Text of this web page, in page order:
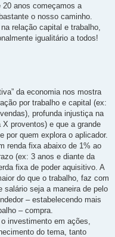
20 anos começamos a
o nosso caminho.
relação capital e trabalho,
igualitário a todos!
da economia nos mostra
por trabalho e capital (ex:
profunda injustiça na
proventos) e que a grande
por quem explora o aplicador.
renda fixa abaixo de 1% ao
(ex: 3 anos e diante da
fixa de poder aquisitivo. A
do que o trabalho, faz com
salário seja a maneira de pelo
– estabelecendo mais
– compra.
investimento em ações,
do tema, tanto